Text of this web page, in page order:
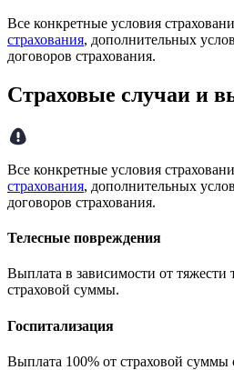
Все конкретные условия
страхования, дополнительных
договоров страхования.
Страховые случаи и
Все конкретные условия
страхования, дополнительных
договоров страхования.
Телесные повреждения
Выплата в зависимости от тяжести
страховой суммы.
Госпитализация
Выплата 100% от страховой суммы